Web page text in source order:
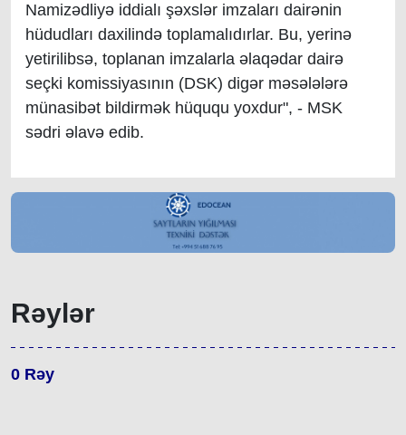
Namizədliyə iddialı şəxslər imzaları dairənin
hüdudları daxilində toplamalıdırlar. Bu, yerinə
yetirilibsə, toplanan imzalarla əlaqədar dairə
seçki komissiyasının (DSK) digər məsələlərə
münasibət bildirmək hüququ yoxdur", - MSK
sədri əlavə edib.
Rəylər
0 Rəy